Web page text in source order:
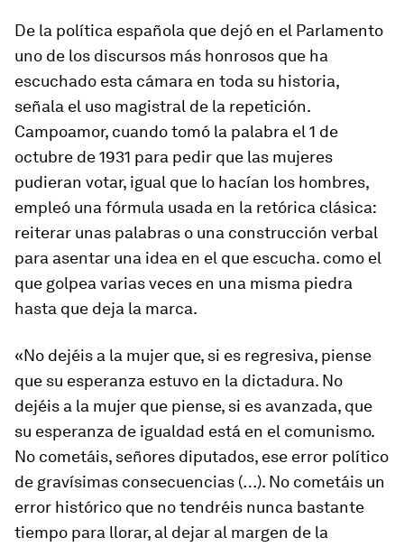
De la política española que dejó en el Parlamento
uno de los discursos más honrosos que ha
escuchado esta cámara en toda su historia,
señala el uso magistral de la repetición.
Campoamor, cuando tomó la palabra el 1 de
octubre de 1931 para pedir que las mujeres
pudieran votar, igual que lo hacían los hombres,
empleó una fórmula usada en la retórica clásica:
reiterar unas palabras o una construcción verbal
para asentar una idea en el que escucha. como el
que golpea varias veces en una misma piedra
hasta que deja la marca.
«No dejéis a la mujer que, si es regresiva, piense
que su esperanza estuvo en la dictadura. No
dejéis a la mujer que piense, si es avanzada, que
su esperanza de igualdad está en el comunismo.
No cometáis, señores diputados, ese error político
de gravísimas consecuencias (…). No cometáis un
error histórico que no tendréis nunca bastante
tiempo para llorar, al dejar al margen de la